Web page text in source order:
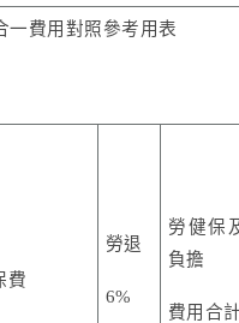
一費用對照參考用表
費
勞退
6%
勞健保
負擔
費用合